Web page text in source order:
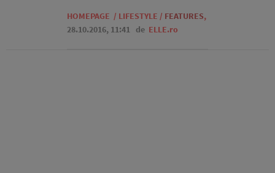
HOMEPAGE / LIFESTYLE / FEATURES,
28.10.2016, 11:41 de ELLE.ro